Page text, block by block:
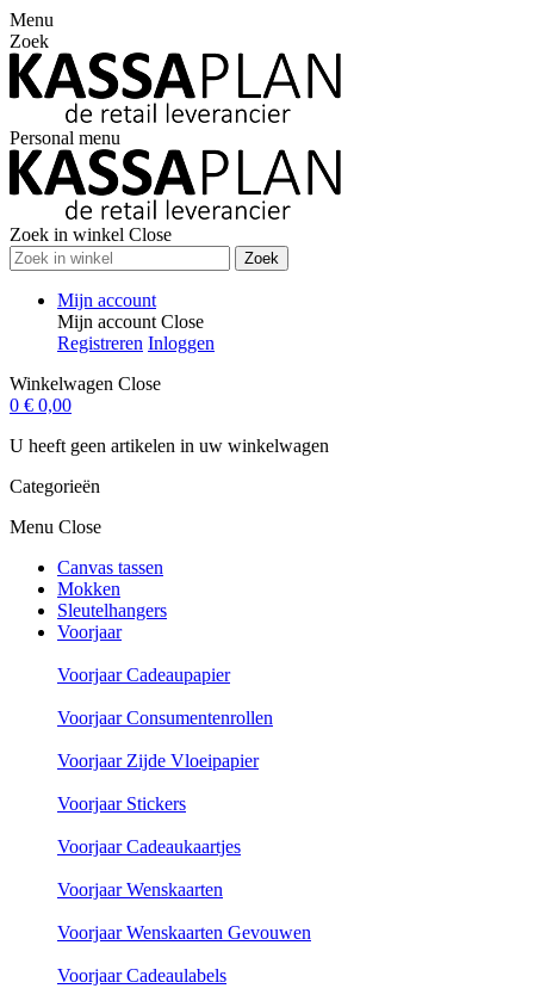
Menu
Zoek
Personal menu
Zoek in winkel Close
Zoek
Mijn account
Mijn account Close
Registreren Inloggen
Winkelwagen Close
0 € 0,00
U heeft geen artikelen in uw winkelwagen
Categorieën
Menu Close
Canvas tassen
Mokken
Sleutelhangers
Voorjaar
Voorjaar Cadeaupapier
Voorjaar Consumentenrollen
Voorjaar Zijde Vloeipapier
Voorjaar Stickers
Voorjaar Cadeaukaartjes
Voorjaar Wenskaarten
Voorjaar Wenskaarten Gevouwen
Voorjaar Cadeaulabels